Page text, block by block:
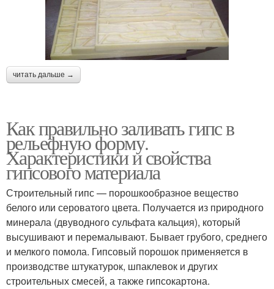
читать дальше →
Как правильно заливать гипс в
рельефную форму.
Характеристики и свойства
гипсового материала
Строительный гипс — порошкообразное вещество
белого или сероватого цвета. Получается из природного
минерала (двуводного сульфата кальция), который
высушивают и перемалывают. Бывает грубого, среднего
и мелкого помола. Гипсовый порошок применяется в
производстве штукатурок, шпаклевок и других
строительных смесей, а также гипсокартона.